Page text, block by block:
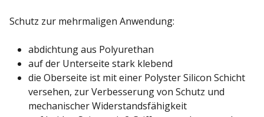
Schutz zur mehrmaligen Anwendung:
abdichtung aus Polyurethan
auf der Unterseite stark klebend
die Oberseite ist mit einer Polyster Silicon Schicht
versehen, zur Verbesserung von Schutz und
mechanischer Widerstandsfähigkeit